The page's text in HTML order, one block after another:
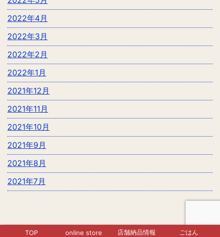
2022年4月
2022年3月
2022年2月
2022年1月
2021年12月
2021年11月
2021年10月
2021年9月
2021年8月
2021年7月
TOP online store 店舗納品情報 ごはん